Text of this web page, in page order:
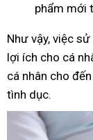
phẩm mới
Như vậy, việc
lợi ích cho cá
cá nhân cho
tình dục.